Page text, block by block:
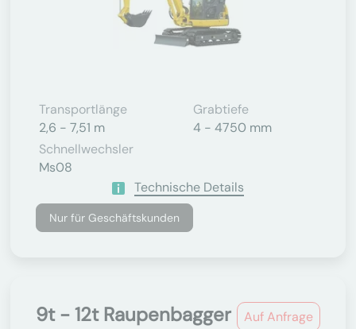
Transportlänge
2,6 - 7,51 m
Grabtiefe
4 - 4750 mm
Schnellwechsler
Ms08
Technische Details
Nur für Geschäftskunden
Auf Anfrage
9t - 12t Raupenbagger